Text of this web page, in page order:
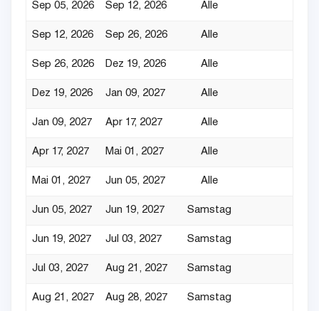
Sep 05, 2026 Sep 12, 2026 Alle
Sep 12, 2026 Sep 26, 2026 Alle
Sep 26, 2026 Dez 19, 2026 Alle
Dez 19, 2026 Jan 09, 2027 Alle
Jan 09, 2027 Apr 17, 2027 Alle
Apr 17, 2027 Mai 01, 2027 Alle
Mai 01, 2027 Jun 05, 2027 Alle
Jun 05, 2027 Jun 19, 2027 Samstag
Jun 19, 2027 Jul 03, 2027 Samstag
Jul 03, 2027 Aug 21, 2027 Samstag
Aug 21, 2027 Aug 28, 2027 Samstag